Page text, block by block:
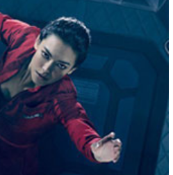
сериале про женщин в